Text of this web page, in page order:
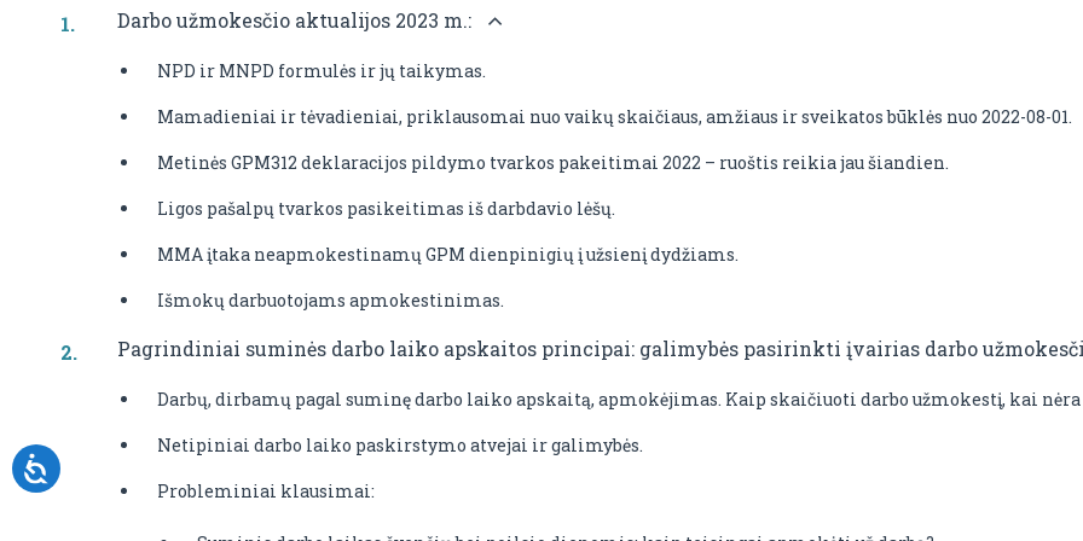
Darbo užmokesčio aktualijos 2023 m.:
NPD ir MNPD formulės ir jų taikymas.
Mamadieniai ir tėvadieniai, priklausomai nuo vaikų skaičiaus, amžiaus ir sveikatos būklės nuo 2022-08-01.
Metinės GPM312 deklaracijos pildymo tvarkos pakeitimai 2022 – ruoštis reikia jau šiandien.
Ligos pašalpų tvarkos pasikeitimas iš darbdavio lėšų.
MMA įtaka neapmokestinamų GPM dienpinigių į užsienį dydžiams.
Išmokų darbuotojams apmokestinimas.
Pagrindiniai suminės darbo laiko apskaitos principai: galimybės pasirinkti įvairias darbo
Darbų, dirbamų pagal suminę darbo laiko apskaitą, apmokėjimas. Kaip skaičiuoti darbo užmokestį, kai
Netipiniai darbo laiko paskirstymo atvejai ir galimybės.
Probleminiai klausimai: